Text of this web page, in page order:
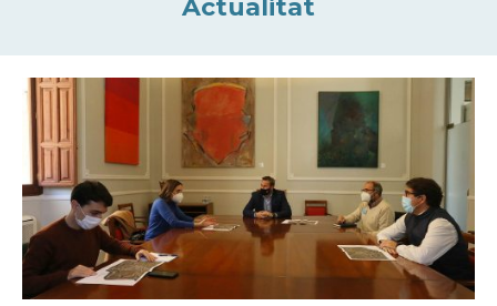
Actualitat